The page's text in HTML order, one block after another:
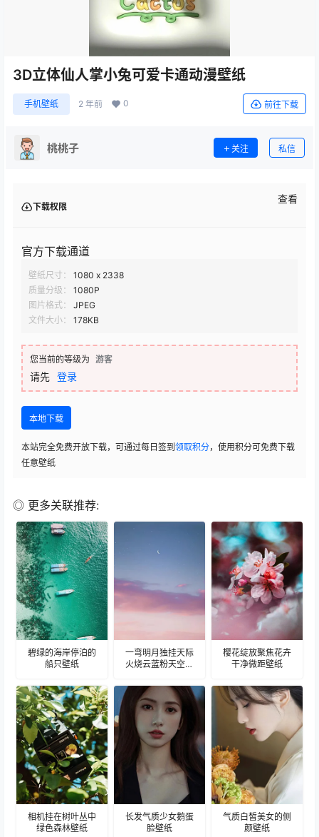
3D立体仙人掌小兔可爱卡通动漫壁纸
手机壁纸 2 年前 0 前往下载
桃桃子 关注 私信
下载权限
查看
官方下载通道
壁纸尺寸：
1080 x 2338
质量分级：
1080P
图片格式：
JPEG
文件大小：
178KB
您当前的等级为 游客
请先 登录
本地下载
本站完全免费开放下载，可通过每日签到 领取积分，使用积分可免费下载
任意壁纸
◎ 更多关联推荐:
碧绿的海岸停泊的
船只壁纸
一弯明月独挂天际
火烧云蓝粉天空壁
樱花绽放聚焦花卉
干净微距壁纸
相机挂在树叶丛中
绿色森林壁纸
长发气质少女鹅蛋
脸壁纸
气质白皙美女的侧
颜壁纸